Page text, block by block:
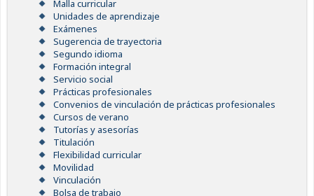
Malla curricular
Unidades de aprendizaje
Exámenes
Sugerencia de trayectoria
Segundo idioma
Formación integral
Servicio social
Prácticas profesionales
Convenios de vinculación de prácticas profesionales
Cursos de verano
Tutorías y asesorías
Titulación
Flexibilidad curricular
Movilidad
Vinculación
Bolsa de trabajo